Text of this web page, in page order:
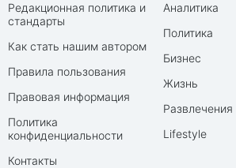
Редакционная политика и
стандарты
Как стать нашим автором
Правила пользования
Правовая информация
Политика
конфиденциальности
Контакты
Аналитика
Политика
Бизнес
Жизнь
Развлечения
Lifestyle